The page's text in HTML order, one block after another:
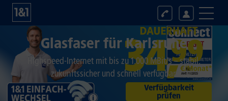
Verfügbarkeit
prüfen
Glasfaser fürKarlsruhe
Highspeed-Internet mit bis zu 1.000 MBit/s –stabil,
zukunftssicher und schnell verfügbar.